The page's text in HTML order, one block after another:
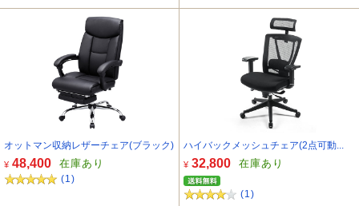
オットマン収納レザーチェア(ブラック)
¥ 48,400 在庫あり
(1)
ハイバックメッシュチェア(2点可動...
¥ 32,800 在庫あり
(1)